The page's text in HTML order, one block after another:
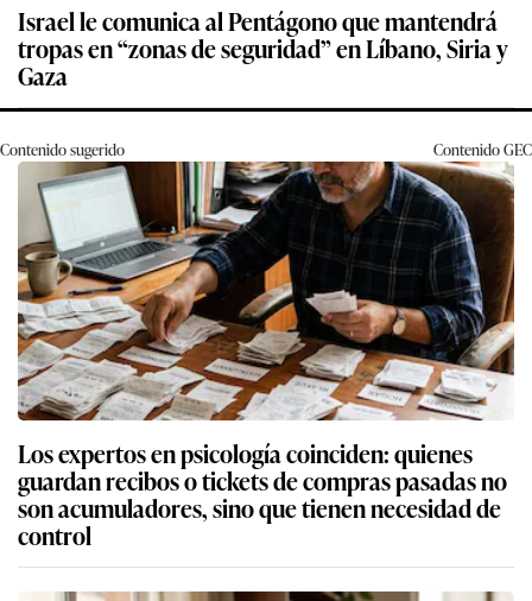
Israel le comunica al Pentágono que mantendrá
tropas en “zonas de seguridad” en Líbano, Siria y
Gaza
Contenido sugerido ContenidoGEC
Los expertos en psicología coinciden: quienes
guardan recibos o tickets de compras pasadas no
son acumuladores, sino que tienen necesidad de
control